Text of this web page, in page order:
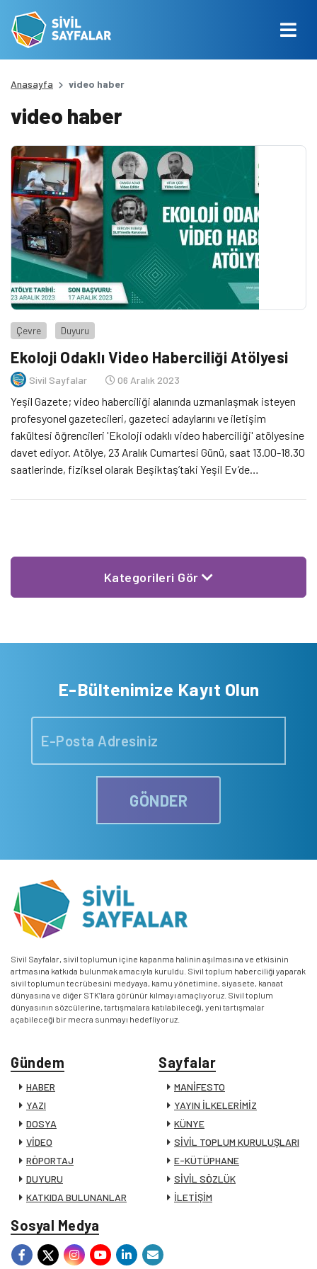
Anasayfa video haber
video haber
Çevre Duyuru
Ekoloji Odaklı Video Haberciliği Atölyesi
Sivil Sayfalar 06 Aralık 2023
Yeşil Gazete; video haberciliği alanında uzmanlaşmak isteyen
profesyonel gazetecileri, gazeteci adaylarını ve iletişim
fakültesi öğrencileri 'Ekoloji odaklı video haberciliği' atölyesine
davet ediyor. Atölye, 23 Aralık Cumartesi Günü, saat 13.00-18.30
saatlerinde, fiziksel olarak Beşiktaş’taki Yeşil Ev’de
Kategorileri Gör
E-Bültenimize Kayıt Olun
GÖNDER
Sivil Sayfalar, sivil toplumun içine kapanma halinin aşılmasına ve etkisinin
artmasına katkıda bulunmak amacıyla kuruldu. Sivil toplum haberciliği yaparak
sivil toplumun tecrübesini medyaya, kamu yönetimine, siyasete, kanaat
dünyasına ve diğer STK’lara görünür kılmayı amaçlıyoruz. Sivil toplum
dünyasının sözcülerine, tartışmalara katılabileceği, yeni tartışmalar
açabileceği bir mecra sunmayı hedefliyoruz.
Gündem
HABER
YAZI
DOSYA
VİDEO
RÖPORTAJ
DUYURU
KATKIDA BULUNANLAR
Sayfalar
MANİFESTO
YAYIN İLKELERİMİZ
KÜNYE
SİVİL TOPLUM KURULUŞLARI
E-KÜTÜPHANE
SİVİL SÖZLÜK
İLETİŞİM
Sosyal Medya